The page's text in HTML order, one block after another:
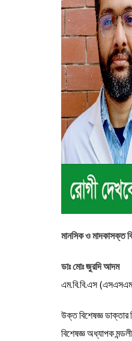
মানসিক ও মাদকাসক্ত
ডাঃ মোঃ জুরদি আদম
এম.বি.বি.এস
উক্ত বিশেষজ্ঞ
বিশেষজ্ঞ অধ্যাপক